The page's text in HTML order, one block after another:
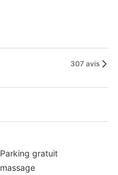
307 avis
Parking gratuit
massage